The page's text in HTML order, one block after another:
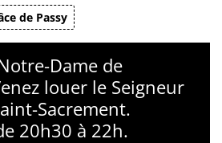
de Passy
Dame de
louer le Seigneur
Sacrement.
20h30 à 22h.